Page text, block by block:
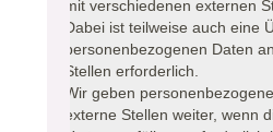
mit verschiedenen externen
Dabei ist teilweise auch eine
personenbezogenen Daten
Stellen erforderlich.
Wir geben
externe Stellen weiter, wenn